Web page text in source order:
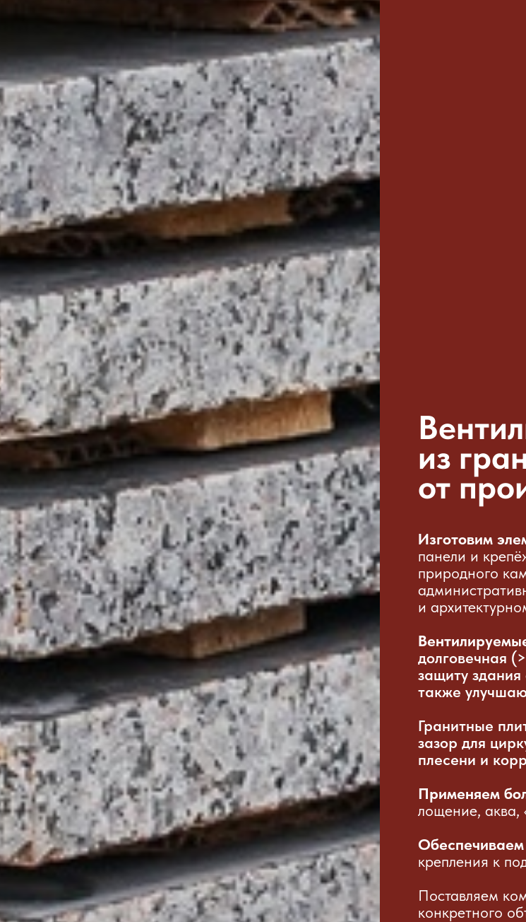
из
от
Изготовим
панели и
природного
и
долговечная
защиту
также
Гранитные
зазор для
плесени и
Применяем
лощение, аква,
крепления к
Поставляем
конкретного